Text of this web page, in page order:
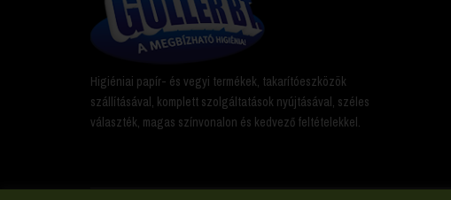
Higiéniai papír- és vegyi termékek, takarítóeszközök
szállításával, komplett szolgáltatások nyújtásával, széles
választék, magas színvonalon és kedvező feltételekkel.